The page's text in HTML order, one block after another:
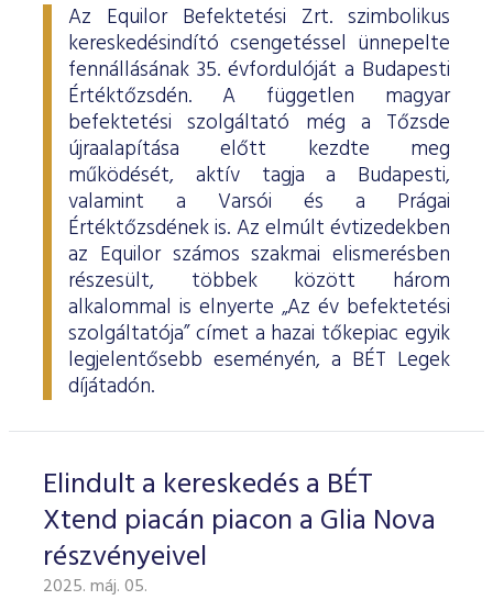
Az Equilor Befektetési Zrt. szimbolikus
kereskedésindító csengetéssel ünnepelte
fennállásának 35. évfordulóját a Budapesti
Értéktőzsdén. A független magyar
befektetési szolgáltató még a Tőzsde
újraalapítása előtt kezdte meg
működését, aktív tagja a Budapesti,
valamint a Varsói és a Prágai
Értéktőzsdének is. Az elmúlt évtizedekben
az Equilor számos szakmai elismerésben
részesült, többek között három
alkalommal is elnyerte „Az év befektetési
szolgáltatója” címet a hazai tőkepiac egyik
legjelentősebb eseményén, a BÉT Legek
díjátadón.
Elindult a kereskedés a BÉT
Xtend piacán piacon a Glia Nova
részvényeivel
2025. máj. 05.